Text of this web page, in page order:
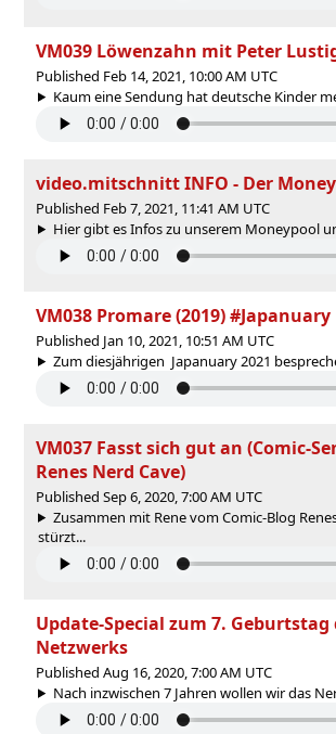
VM039 Löwenzahn mit Peter
Published Feb 14, 2021, 10:00 AM UTC
Kaum eine Sendung hat deutsche Kinder
video.mitschnitt INFO - Der
Published Feb 7, 2021, 11:41 AM UTC
Hier gibt es Infos zu unserem Moneypool
VM038 Promare (2019) #Japanuary
Published Jan 10, 2021, 10:51 AM UTC
Zum diesjährigen Japanuary 2021
VM037 Fasst sich gut an (Comic-
Renes Nerd Cave)
Published Sep 6, 2020, 7:00 AM UTC
Zusammen mit Rene vom Comic-Blog
stürzt...
Update-Special zum 7. Geburtstag
Netzwerks
Published Aug 16, 2020, 7:00 AM UTC
Nach inzwischen 7 Jahren wollen wir das